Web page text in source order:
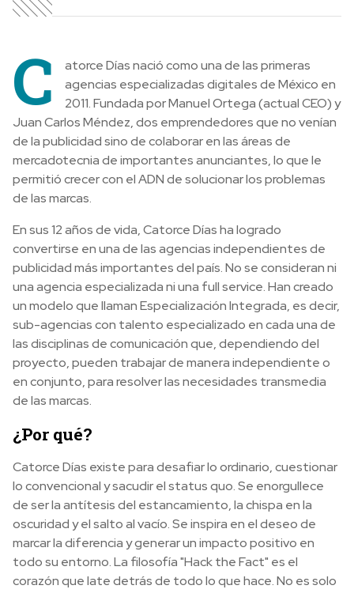
C
atorce Días nació como una de las primeras
agencias especializadas digitales de México en
2011. Fundada por Manuel Ortega (actual CEO) y
Juan Carlos Méndez, dos emprendedores que no venían
de la publicidad sino de colaborar en las áreas de
mercadotecnia de importantes anunciantes, lo que le
permitió crecer con el ADN de solucionar los problemas
de las marcas.
En sus 12 años de vida, Catorce Días ha logrado
convertirse en una de las agencias independientes de
publicidad más importantes del país. No se consideran ni
una agencia especializada ni una full service. Han creado
un modelo que llaman Especialización Integrada, es decir,
sub-agencias con talento especializado en cada una de
las disciplinas de comunicación que, dependiendo del
proyecto, pueden trabajar de manera independiente o
en conjunto, para resolver las necesidades transmedia
de las marcas.
¿Por qué?
Catorce Días existe para desafiar lo ordinario, cuestionar
lo convencional y sacudir el status quo. Se enorgullece
de ser la antítesis del estancamiento, la chispa en la
oscuridad y el salto al vacío. Se inspira en el deseo de
marcar la diferencia y generar un impacto positivo en
todo su entorno. La filosofía "Hack the Fact" es el
corazón que late detrás de todo lo que hace. No es solo